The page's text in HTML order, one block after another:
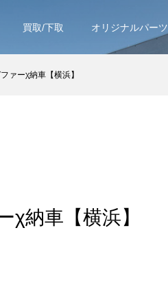
買取/下取 オリジナルパーツ
ァーχ納車【横浜】
χ納車【横浜】